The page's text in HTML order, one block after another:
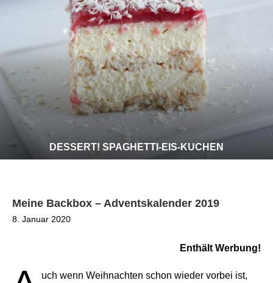
DESSERT! SPAGHETTI-EIS-KUCHEN
Meine Backbox – Adventskalender 2019
8. Januar 2020
Enthält Werbung!
uch wenn Weihnachten schon wieder vorbei ist,